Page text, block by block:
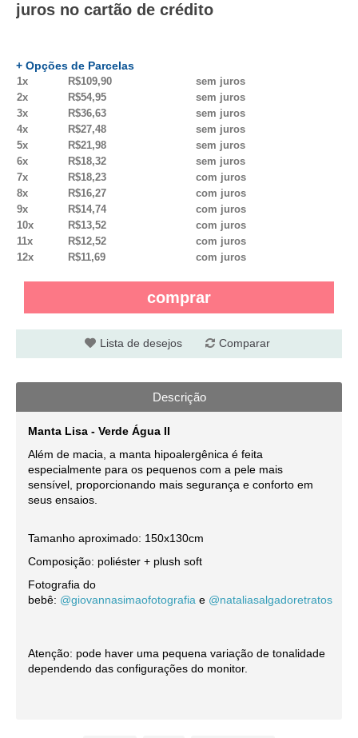
juros no cartão de crédito
+ Opções de Parcelas
1x R$109,90
sem juros
2x
R$54,95
sem juros
3x
R$36,63
sem juros
4x
R$27,48
sem juros
5x
R$21,98
sem juros
6x
R$18,32
sem juros
7x
R$18,23
com juros
8x
R$16,27
com juros
9x
R$14,74
com juros
10x
R$13,52
com juros
11x
R$12,52
com juros
12x
R$11,69 com juros
comprar
Lista de desejos Comparar
Descrição
Manta Lisa - Verde Água II
Além de macia, a manta hipoalergênica é feita
especialmente para os pequenos com a pele mais
sensível, proporcionando mais segurança e conforto em
seus ensaios.
Tamanho aproximado: 150x130cm
Composição: poliéster + plush soft
Fotografia do
bebê: @giovannasimaofotografia e @nataliasalgadoretratos
Atenção: pode haver uma pequena variação de tonalidade
dependendo das configurações do monitor.